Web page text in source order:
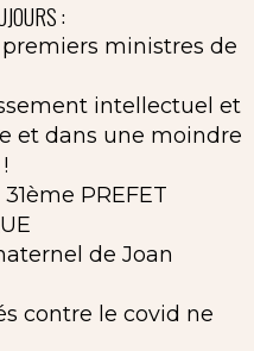
:
ministres de
intellectuel et
et dans une moindre
PREFET
de Joan
contre le covid ne